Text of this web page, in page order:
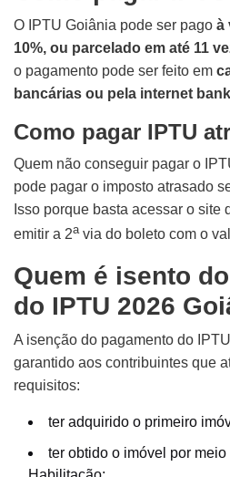
O IPTU Goiânia pode ser pago à
10%, ou parcelado em até 11
o pagamento pode ser feito em
bancárias ou pela internet
Como pagar IPTU
Quem não conseguir pagar o
pode pagar o imposto atrasado
Isso porque basta acessar o site
emitir a 2avia do boleto com o
Quem é isento
do IPTU 2026
A isenção do pagamento do
garantido aos contribuintes que
requisitos:
ter adquirido o primeiro
ter obtido o imóvel por